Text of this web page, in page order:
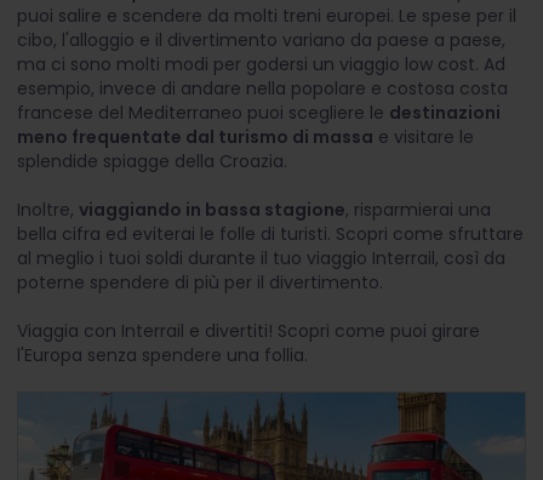
puoi salire e scendere da molti treni europei. Le spese per il
cibo, l'alloggio e il divertimento variano da paese a paese,
ma ci sono molti modi per godersi un viaggio low cost. Ad
esempio, invece di andare nella popolare e costosa costa
francese del Mediterraneo puoi scegliere le destinazioni
meno frequentate dal turismo di massa e visitare le
splendide spiagge della Croazia.
Inoltre, viaggiando in bassa stagione, risparmierai una
bella cifra ed eviterai le folle di turisti. Scopri come sfruttare
al meglio i tuoi soldi durante il tuo viaggio Interrail, così da
poterne spendere di più per il divertimento.
Viaggia con Interrail e divertiti! Scopri come puoi girare
l'Europa senza spendere una follia.